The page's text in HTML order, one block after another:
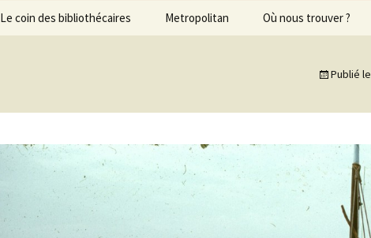
Le coin des bibliothécaires Metropolitan Où nous trouver ?
Publié le